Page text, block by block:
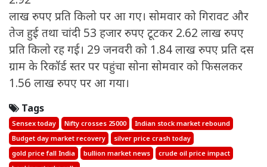
लाख रुपए प्रति किलो पर आ गए। सोमवार को गिरावट और
तेज हुई तथा चांदी 53 हजार रुपए टूटकर 2.62 लाख रुपए
प्रति किलो रह गई। 29 जनवरी को 1.84 लाख रुपए प्रति दस
ग्राम के रिकॉर्ड स्तर पर पहुंचा सोना सोमवार को फिसलकर
1.56 लाख रुपए पर आ गया।
Tags
Sensex today Nifty crosses 25000
Indian stock market rebound
Budget day market recovery
silver price crash today
gold price fall India
bullion market news
crude oil price impact